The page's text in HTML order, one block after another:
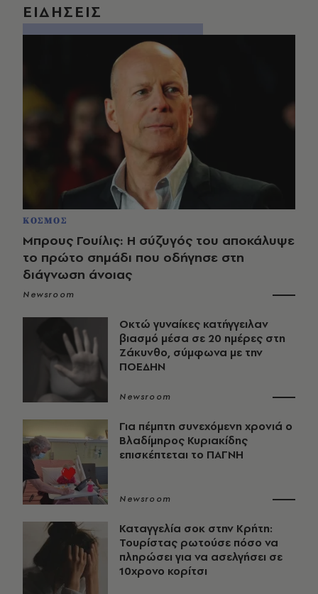
ΕΙΔΗΣΕΙΣ
ΚΟΣΜΟΣ
Μπρους Γουίλις: Η σύζυγός του αποκάλυψε
το πρώτο σημάδι που οδήγησε στη
διάγνωση άνοιας
Newsroom
Οκτώ γυναίκες κατήγγειλαν
βιασμό μέσα σε 20 ημέρες στη
Ζάκυνθο, σύμφωνα με την
ΠΟΕΔΗΝ
Newsroom
Για πέμπτη συνεχόμενη χρονιά ο
Βλαδίμηρος Κυριακίδης
επισκέπτεται το ΠΑΓΝΗ
Newsroom
Καταγγελία σοκ στην Κρήτη:
Τουρίστας ρωτούσε πόσο να
πληρώσει για να ασελγήσει σε
10χρονο κορίτσι